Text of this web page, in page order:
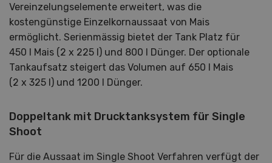
Vereinzelungselemente erweitert, was die
kostengünstige Einzelkornaussaat von Mais
ermöglicht. Serienmässig bietet der Tank Platz für
450 l Mais (2 x 225 l) und 800 l Dünger. Der optionale
Tankaufsatz steigert das Volumen auf 650 l Mais
(2 x 325 l) und 1200 l Dünger.
Doppeltank mit Drucktanksystem für Single
Shoot
Für die Aussaat im Single Shoot Verfahren verfügt der